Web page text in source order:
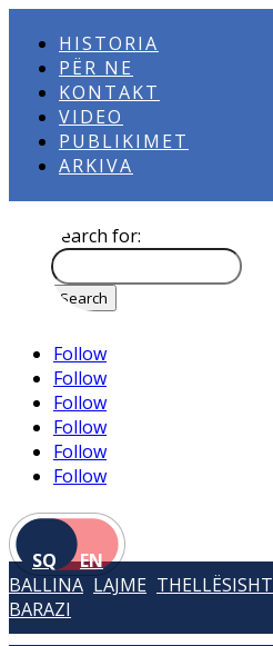
HISTORIA
PËR NE
KONTAKT
VIDEO
PUBLIKIMET
ARKIVA
Search for:
Follow
Follow
Follow
Follow
Follow
Follow
SQ EN
BALLINA LAJME THELLËSISHT
BARAZI